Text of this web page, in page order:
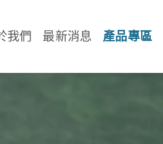
我們 最新消息 產品專區